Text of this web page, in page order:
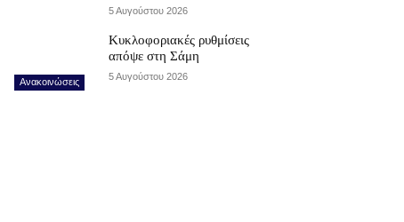
5 Αυγούστου 2026
Ανακοινώσεις
Κυκλοφοριακές ρυθμίσεις
απόψε στη Σάμη
5 Αυγούστου 2026